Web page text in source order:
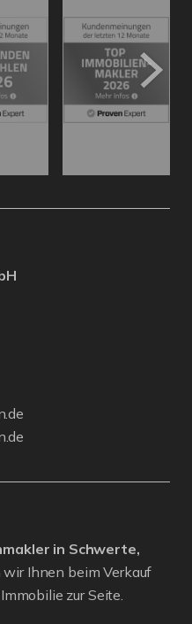
in Schwerte,
Ihnen beim Verkauf
zur Seite.